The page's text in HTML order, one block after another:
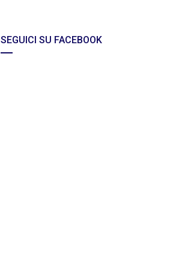
SEGUICI SU FACEBOOK